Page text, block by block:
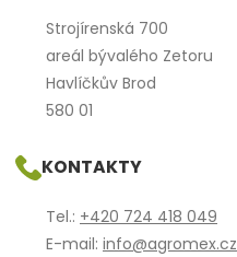
Strojírenská 700
areál bývalého Zetoru
Havlíčkův Brod
580 01
KONTAKTY
Tel.: +420 724 418 049
E-mail: info@agromex.cz